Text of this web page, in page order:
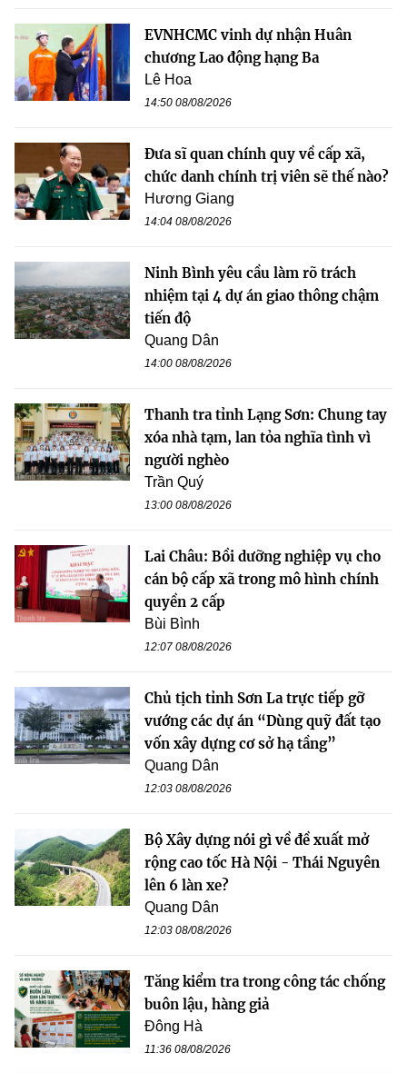
EVNHCMC vinh dự nhận Huân
chương Lao động hạng Ba
Lê Hoa
14:50 08/08/2026
Đưa sĩ quan chính quy về cấp xã,
chức danh chính trị viên sẽ thế nào?
Hương Giang
14:04 08/08/2026
Ninh Bình yêu cầu làm rõ trách
nhiệm tại 4 dự án giao thông chậm
tiến độ
Quang Dân
14:00 08/08/2026
Thanh tra tỉnh Lạng Sơn: Chung tay
xóa nhà tạm, lan tỏa nghĩa tình vì
người nghèo
Trần Quý
13:00 08/08/2026
Lai Châu: Bồi dưỡng nghiệp vụ cho
cán bộ cấp xã trong mô hình chính
quyền 2 cấp
Bùi Bình
12:07 08/08/2026
Chủ tịch tỉnh Sơn La trực tiếp gỡ
vướng các dự án “Dùng quỹ đất tạo
vốn xây dựng cơ sở hạ tầng”
Quang Dân
12:03 08/08/2026
Bộ Xây dựng nói gì về đề xuất mở
rộng cao tốc Hà Nội - Thái Nguyên
lên 6 làn xe?
Quang Dân
12:03 08/08/2026
Tăng kiểm tra trong công tác chống
buôn lậu, hàng giả
Đông Hà
11:36 08/08/2026